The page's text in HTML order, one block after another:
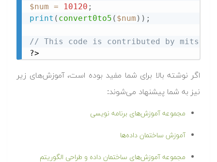
$num = 10120 ;
print ( convert0to5 ( $num ) ) ;
// This code is contributed by mits
?>
اگر نوشته بالا برای شما مفید بوده است، آموزش‌های زیر
نیز به شما پیشنهاد می‌شوند:
مجموعه آموزش‌‌های برنامه‌‌ نویسی
آموزش ساختمان داده‌ها
مجموعه آموزش‌های ساختمان داده و طراحی الگوریتم